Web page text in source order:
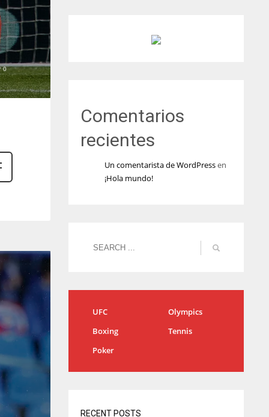
0
Comentarios
recientes
Un comentarista de WordPressen
¡Hola mundo!
UFC
Olympics
Boxing
Tennis
Poker
RECENT POSTS